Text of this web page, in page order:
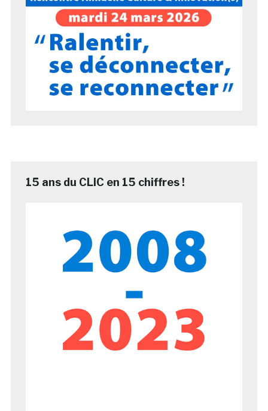
15 ans du CLIC en 15 chiffres !